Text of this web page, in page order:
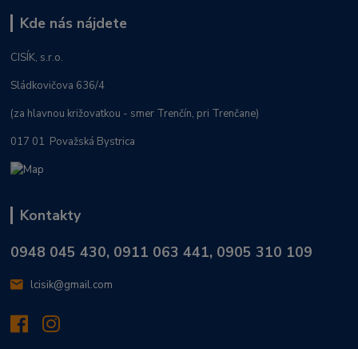
Kde nás nájdete
CISÍK, s.r.o.
Sládkovičova 636/4
(za hlavnou križovatkou - smer Trenčín, pri Trenčane)
017 01 Považská Bystrica
Kontakty
0948 045 430, 0911 063 441, 0905 310 109
lcisik@gmail.com